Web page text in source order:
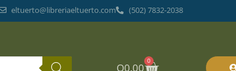
eltuerto@libreriaeltuerto.com (502) 7832-2038
Q0.00
0